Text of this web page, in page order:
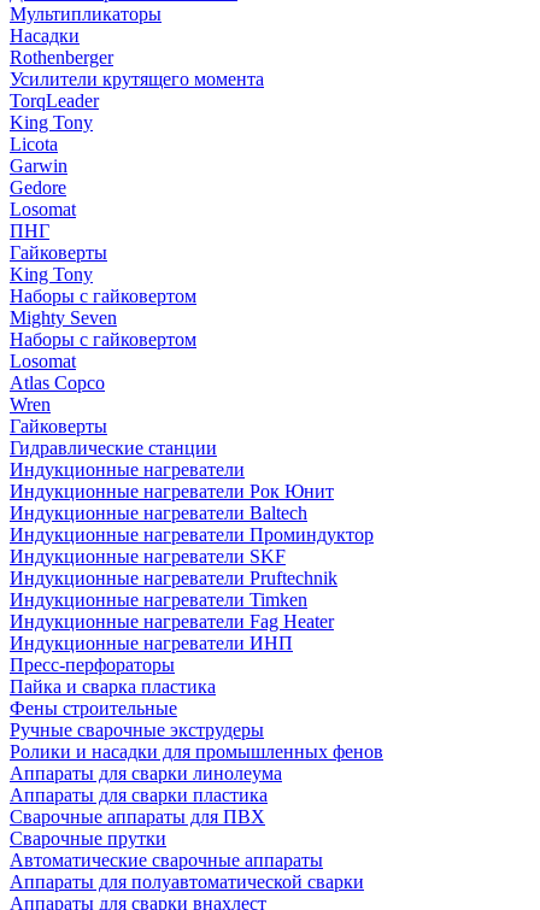
Мультипликаторы
Насадки
Rothenberger
Усилители крутящего момента
TorqLeader
King Tony
Licota
Garwin
Gedore
Losomat
ПНГ
Гайковерты
King Tony
Наборы с гайковертом
Mighty Seven
Наборы с гайковертом
Losomat
Atlas Copco
Wren
Гайковерты
Гидравлические станции
Индукционные нагреватели
Индукционные нагреватели Рок Юнит
Индукционные нагреватели Baltech
Индукционные нагреватели Проминдуктор
Индукционные нагреватели SKF
Индукционные нагреватели Pruftechnik
Индукционные нагреватели Timken
Индукционные нагреватели Fag Heater
Индукционные нагреватели ИНП
Пресс-перфораторы
Пайка и сварка пластика
Фены строительные
Ручные сварочные экструдеры
Ролики и насадки для промышленных фенов
Аппараты для сварки линолеума
Аппараты для сварки пластика
Сварочные аппараты для ПВХ
Сварочные прутки
Автоматические сварочные аппараты
Аппараты для полуавтоматической сварки
Аппараты для сварки внахлест